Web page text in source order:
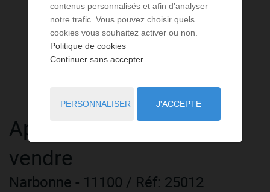
Appartement 3 pièces
vendre
Narbonne - 11100 / Réf: 25012
contenus personnalisés et afin d’analyser
notre trafic. Vous pouvez choisir quels
cookies vous souhaitez activer ou non.
Politique de cookies
Continuer sans accepter
PERSONNALISER J'ACCEPTE